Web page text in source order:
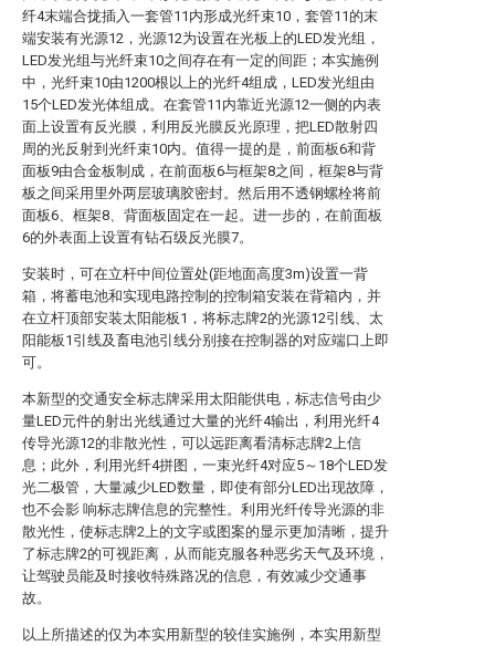
纤4末端合拢插入一套管11内形成光纤束10，套管11的末
端安装有光源12，光源12为设置在光板上的LED发光组，
LED发光组与光纤束10之间存在有一定的间距；本实施例
中，光纤束10由1200根以上的光纤4组成，LED发光组由
15个LED发光体组成。在套管11内靠近光源12一侧的内表
面上设置有反光膜，利用反光膜反光原理，把LED散射四
周的光反射到光纤束10内。值得一提的是，前面板6和背
面板9由合金板制成，在前面板6与框架8之间，框架8与背
板之间采用里外两层玻璃胶密封。然后用不透钢螺栓将前
面板6、框架8、背面板固定在一起。进一步的，在前面板
6的外表面上设置有钻石级反光膜7。
安装时，可在立杆中间位置处(距地面高度3m)设置一背
箱，将蓄电池和实现电路控制的控制箱安装在背箱内，并
在立杆顶部安装太阳能板1，将标志牌2的光源12引线、太
阳能板1引线及畜电池引线分别接在控制器的对应端口上即
可。
本新型的交通安全标志牌采用太阳能供电，标志信号由少
量LED元件的射出光线通过大量的光纤4输出，利用光纤4
传导光源12的非散光性，可以远距离看清标志牌2上信
息；此外，利用光纤4拼图，一束光纤4对应5～18个LED发
光二极管，大量减少LED数量，即使有部分LED出现故障，
也不会影 响标志牌信息的完整性。利用光纤传导光源的非
散光性，使标志牌2上的文字或图案的显示更加清晰，提升
了标志牌2的可视距离，从而能克服各种恶劣天气及环境，
让驾驶员能及时接收特殊路况的信息，有效减少交通事
故。
以上所描述的仅为本实用新型的较佳实施例，本实用新型